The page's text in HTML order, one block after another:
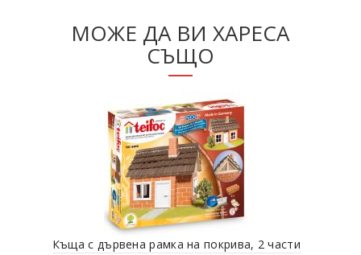
МОЖЕ ДА ВИ ХАРЕСА
СЪЩО
Къща с дървена рамка на покрива, 2 части